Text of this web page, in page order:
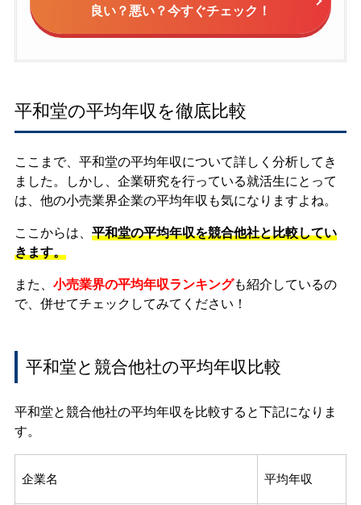
良い？悪い？今すぐチェック！
平和堂の平均年収を徹底比較
ここまで、平和堂の平均年収について詳しく分析してき
ました。しかし、企業研究を行っている就活生にとって
は、他の小売業界企業の平均年収も気になりますよね。
ここからは、 平和堂の平均年収を競合他社と比較してい
きます。
また、 小売業界の平均年収ランキングも紹介しているの
で、併せてチェックしてみてください！
平和堂と競合他社の平均年収比較
平和堂と競合他社の平均年収を比較すると下記になりま
す。
企業名 平均年収